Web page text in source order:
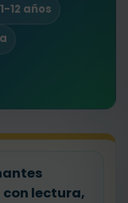
12 años
lectura,